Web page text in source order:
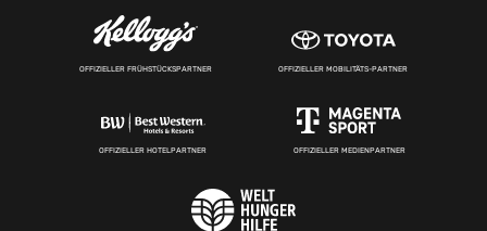
OFFIZIELLER FRÜHSTÜCKSPARTNER OFFIZIELLER MOBILITÄTS-PARTNER
OFFIZIELLER HOTELPARTNER OFFIZIELLER MEDIENPARTNER